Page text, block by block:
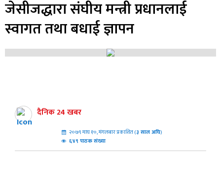
जेसीजद्धारा संघीय मन्त्री प्रधानलाई
स्वागत तथा बधाई ज्ञापन
दैनिक 24 खबर
२०७९ माघ १०, मंगलबार प्रकाशित (३ साल अघि)
६४९ पाठक संख्या